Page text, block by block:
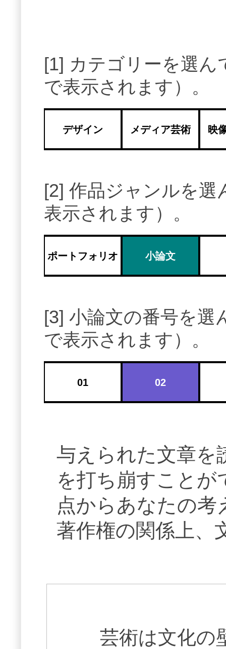
[1] カテゴリーを選
で表示されます）。
デザイン メディア芸術 映
[2] 作品ジャンルを選
表示されます）。
ポートフォリオ 小論文
[3] 小論文の番号を選
で表示されます）。
01 02
与えられた文章を
を打ち崩すこと
点からあなたの考
著作権の関係上、
芸術は文化の